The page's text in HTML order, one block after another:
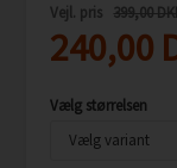
Vejl. pris 399,00
240,00
Vælg størrelsen